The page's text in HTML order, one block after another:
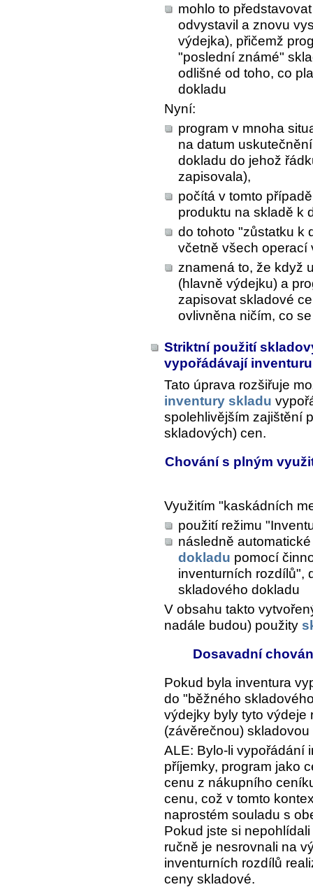
mohlo to
odvystavil a znovu
výdejka), přičemž
"poslední známé"
odlišné od toho, co
dokladu
Nyní:
program v mnoha
na datum
dokladu do jehož
zapisovala),
počítá v tomto
produktu na skladě k
do tohoto "zůstatku k
včetně všech operací
znamená to, že když
(hlavně výdejku) a
zapisovat skladové
ovlivněna ničím, co
Striktní použití
vypořádávají
Tato úprava rozšiřuje
inventury skladu
spolehlivějším zajištění
skladových) cen.
Chování s plným
Využitím "kaskádních
použití režimu
následně
dokladu pomocí
inventurních rozdílů",
skladového dokladu
V obsahu takto
nadále budou) použity
Dosavadní
Pokud byla inventura
do "běžného
výdejky byly tyto výdeje
(závěrečnou)
ALE: Bylo-li vypořádání
příjemky, program jako
cenu z nákupního
cenu, což v tomto
naprostém souladu s
Pokud jste si
ručně je nesrovnali na
inventurních rozdílů
ceny skladové.